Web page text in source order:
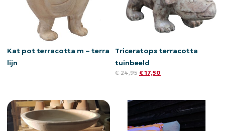
Kat pot terracotta m – terra
lijn
Triceratops terracotta
tuinbeeld
€24,95 €17,50